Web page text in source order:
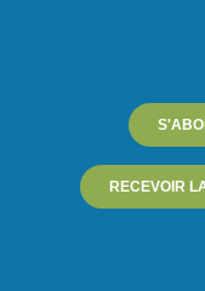
RECEVOIR